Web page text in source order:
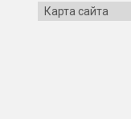
Карта сайта